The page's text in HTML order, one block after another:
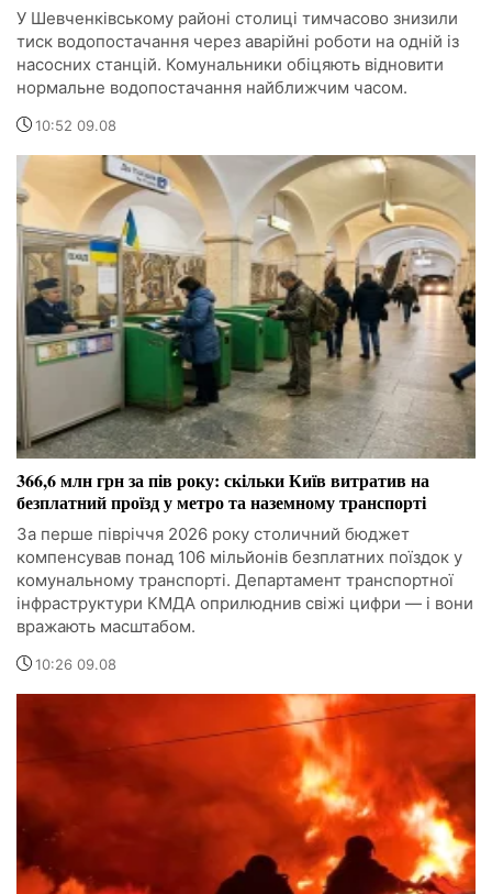
У Шевченківському районі столиці тимчасово знизили
тиск водопостачання через аварійні роботи на одній із
насосних станцій. Комунальники обіцяють відновити
нормальне водопостачання найближчим часом.
10:52 09.08
366,6 млн грн за пів року: скільки Київ витратив на
безплатний проїзд у метро та наземному транспорті
За перше півріччя 2026 року столичний бюджет
компенсував понад 106 мільйонів безплатних поїздок у
комунальному транспорті. Департамент транспортної
інфраструктури КМДА оприлюднив свіжі цифри — і вони
вражають масштабом.
10:26 09.08